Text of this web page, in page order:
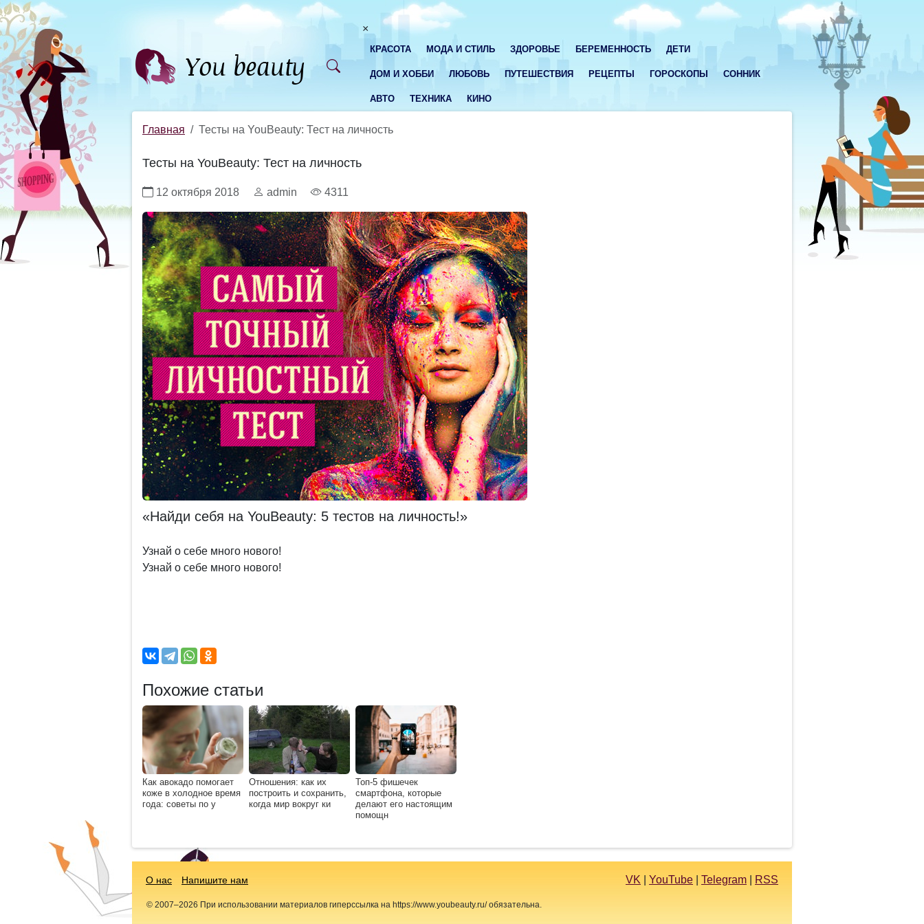
×
КРАСОТА МОДА И СТИЛЬ ЗДОРОВЬЕ БЕРЕМЕННОСТЬ ДЕТИ
ДОМ И ХОББИ ЛЮБОВЬ ПУТЕШЕСТВИЯ РЕЦЕПТЫ ГОРОСКОПЫ СОННИК
АВТО ТЕХНИКА КИНО
Главная Тесты на YouBeauty: Тест на личность
Тесты на YouBeauty: Тест на личность
12 октября 2018 admin 4311
«Найди себя на YouBeauty: 5 тестов на личность!»
Узнай о себе много нового!
Узнай о себе много нового!
Похожие статьи
Как авокадо помогает
коже в холодное время
года: советы по у
Отношения: как их
построить и сохранить,
когда мир вокруг ки
Топ-5 фишечек
смартфона, которые
делают его настоящим
помощн
О нас Напишите нам VK YouTube Telegram RSS
© 2007–2026 При использовании материалов гиперссылка на https://www.youbeauty.ru/ обязательна.